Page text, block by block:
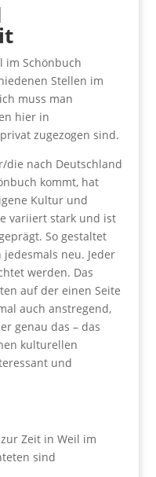
im Schönbuch
Stellen im
muss man
hier in
zugezogen sind.
die nach Deutschland
kommt, hat
Kultur und
variiert stark und ist
So gestaltet
neu. Jeder
werden. Das
auf der einen Seite
auch anstregend,
genau das – das
kulturellen
und
Zeit in Weil im
sind